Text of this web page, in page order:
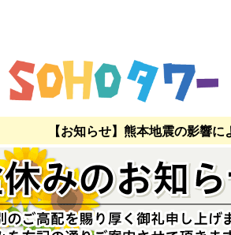
【お知らせ】熊本地震の影響